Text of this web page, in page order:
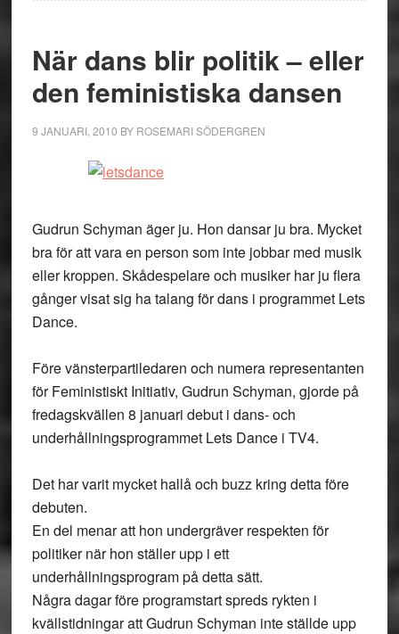
När dans blir politik – eller
den feministiska dansen
9 JANUARI, 2010 BY ROSEMARI SÖDERGREN
Gudrun Schyman äger ju. Hon dansar ju bra. Mycket
bra för att vara en person som inte jobbar med musik
eller kroppen. Skådespelare och musiker har ju flera
gånger visat sig ha talang för dans i programmet Lets
Dance.
Före vänsterpartiledaren och numera representanten
för Feministiskt Initiativ, Gudrun Schyman, gjorde på
fredagskvällen 8 januari debut i dans- och
underhållningsprogrammet Lets Dance i TV4.
Det har varit mycket hallå och buzz kring detta före
debuten.
En del menar att hon undergräver respekten för
politiker när hon ställer upp i ett
underhållningsprogram på detta sätt.
Några dagar före programstart spreds rykten i
kvällstidningar att Gudrun Schyman inte ställde upp